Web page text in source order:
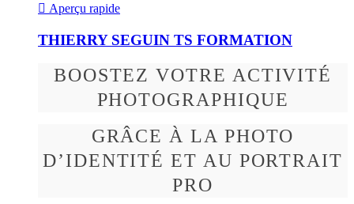
 Aperçu rapide
THIERRY SEGUIN TS FORMATION
BOOSTEZ VOTRE ACTIVITÉ
PHOTOGRAPHIQUE
GRÂCE À LA PHOTO
D’IDENTITÉ ET AU PORTRAIT
PRO